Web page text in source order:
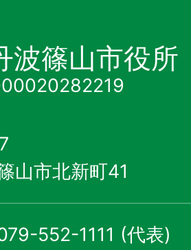
波篠山市役所
山市北新町41
552-1111 (代表)